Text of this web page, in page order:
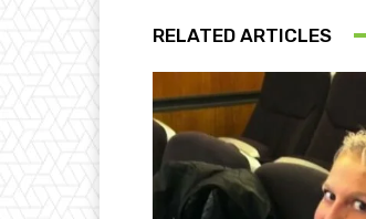
RELATED ARTICLES